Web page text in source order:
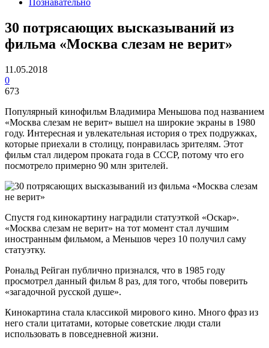
Познавательно
30 потрясающих высказываний из
фильма «Москва слезам не верит»
11.05.2018
0
673
Популярный кинофильм Владимира Меньшова под названием
«Москва слезам не верит» вышел на широкие экраны в 1980
году. Интересная и увлекательная история о трех подружках,
которые приехали в столицу, понравилась зрителям. Этот
фильм стал лидером проката года в СССР, потому что его
посмотрело примерно 90 млн зрителей.
Спустя год кинокартину наградили статуэткой «Оскар».
«Москва слезам не верит» на тот момент стал лучшим
иностранным фильмом, а Меньшов через 10 получил саму
статуэтку.
Рональд Рейган публично признался, что в 1985 году
просмотрел данный фильм 8 раз, для того, чтобы поверить
«загадочной русской душе».
Кинокартина стала классикой мирового кино. Много фраз из
него стали цитатами, которые советские люди стали
использовать в повседневной жизни.